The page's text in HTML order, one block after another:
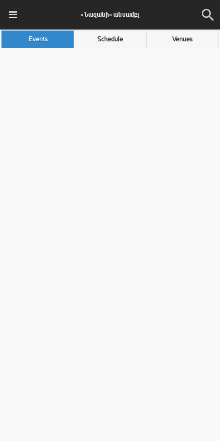
«Նազանի» անսամբլ
Events Schedule Venues